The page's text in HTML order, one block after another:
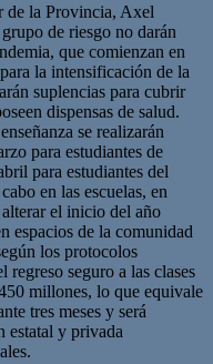
de la Provincia, Axel
de riesgo no darán
que comienzan en
la intensificación de la
suplencias para cubrir
dispensas de salud.
se realizarán
para estudiantes de
para estudiantes del
en las escuelas, en
el inicio del año
espacios de la comunidad
los protocolos
regreso seguro a las clases
millones, lo que equivale
tres meses y será
estatal y privada